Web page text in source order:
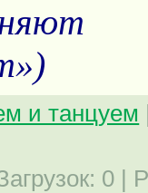
и танцуем
: 0 |